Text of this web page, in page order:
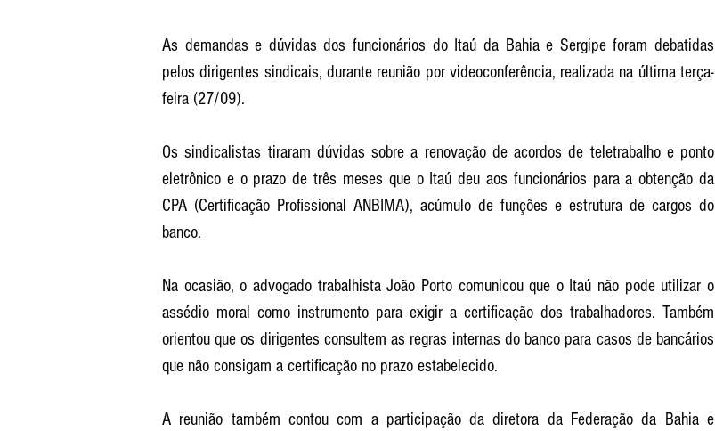
As demandas e dúvidas dos funcionários do Itaú da Bahia e Sergipe foram debatidas
pelos dirigentes sindicais, durante reunião por videoconferência, realizada na última terça-
feira (27/09).
Os sindicalistas tiraram dúvidas sobre a renovação de acordos de teletrabalho e ponto
eletrônico e o prazo de três meses que o Itaú deu aos funcionários para a obtenção da
CPA (Certificação Profissional ANBIMA), acúmulo de funções e estrutura de cargos do
banco.
Na ocasião, o advogado trabalhista João Porto comunicou que o Itaú não pode utilizar o
assédio moral como instrumento para exigir a certificação dos trabalhadores. Também
orientou que os dirigentes consultem as regras internas do banco para casos de bancários
que não consigam a certificação no prazo estabelecido.
A reunião também contou com a participação da diretora da Federação da Bahia e